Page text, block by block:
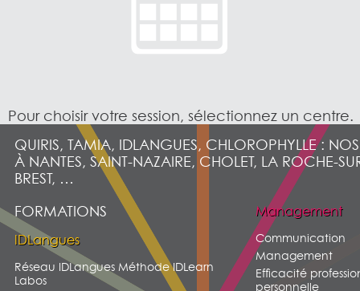
Pour choisir votre session, sélectionnez un centre.
QUIRIS, TAMIA, IDLANGUES, CHLOROPHYLLE :
À NANTES, SAINT-NAZAIRE, CHOLET, LA ROCHE-
BREST, …
FORMATIONS
IDLangues
Réseau IDLangues Méthode IDLearn
Labos
Management
Communication
Management
Efficacité
personnelle